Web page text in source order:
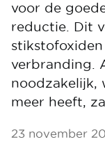
voor de
reductie. Dit
verbranding.
noodzakelijk,
meer heeft,
23 november